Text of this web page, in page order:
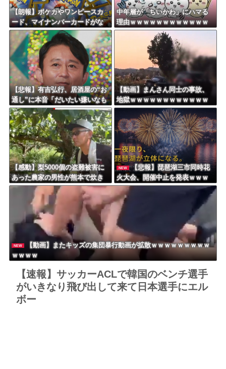
Powered by livedoor 相互RSS
【朗報】ポケカやワンピースカ
ード、マイナンバーカードがな
いと購入不可能へｗｗｗｗｗｗ
ｗｗ
中年層が「ちいかわ」にハマる
理由ｗｗｗｗｗｗｗｗｗｗｗｗ
ｗｗｗｗｗｗｗｗｗｗｗｗｗｗ
ｗｗｗｗｗｗ
【悲報】有吉弘行、居酒屋の“お
通し”に本音「だいたい嫌いなも
のが出てくる」「お通しカット
してもらえますかって言ったこ
とある」
【動画】まんさん同士の事故、
地獄ｗｗｗｗｗｗｗｗｗｗｗｗ
ｗｗｗ
【感動】梨5000個の盗難被害に
あった農家の男性が熊本で炊き
出しや支援物資、現地で目にし
た“助け合いの輪”
NEW
【悲報】琵琶湖三市同時花
火大会、開催中止を発表ｗｗｗ
ｗｗｗｗｗｗｗｗｗ
NEW
【動画】またキッズの集団暴行動画が拡散ｗｗｗｗｗｗｗｗｗ
ｗｗｗｗ
【速報】サッカーACLで韓国のベンチ選手
がいきなり飛び出して来て日本選手にエル
ボー